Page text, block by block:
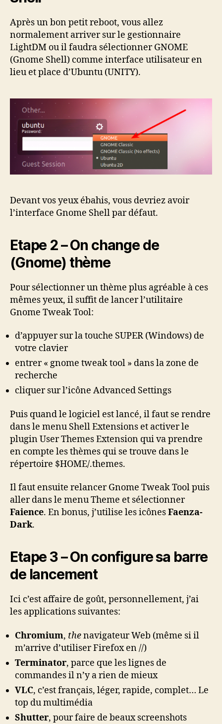
Après un bon petit reboot, vous allez
normalement arriver sur le gestionnaire
LightDM ou il faudra sélectionner GNOME
(Gnome Shell) comme interface utilisateur en
lieu et place d’Ubuntu (UNITY).
Devant vos yeux ébahis, vous devriez avoir
l’interface Gnome Shell par défaut.
Etape 2 – On change de
(Gnome) thème
Pour sélectionner un thème plus agréable à ces
mêmes yeux, il suffit de lancer l’utilitaire
Gnome Tweak Tool:
d’appuyer sur la touche SUPER (Windows) de
votre clavier
entrer « gnome tweak tool » dans la zone de
recherche
cliquer sur l’icône Advanced Settings
Puis quand le logiciel est lancé, il faut se rendre
dans le menu Shell Extensions et activer le
plugin User Themes Extension qui va prendre
en compte les thèmes qui se trouve dans le
répertoire $HOME/.themes.
Il faut ensuite relancer Gnome Tweak Tool puis
aller dans le menu Theme et sélectionner
Faience. En bonus, j’utilise les icônesFaenza-
Dark.
Etape 3 – On configure sa barre
de lancement
Ici c’est affaire de goût, personnellement, j’ai
les applications suivantes:
Chromium, thenavigateur Web (même si il
m’arrive d’utiliser Firefox en //)
Terminator, parce que les lignes de
commandes il n’y a rien de mieux
VLC, c’est français, léger, rapide, complet… Le
top du multimédia
Shutter, pour faire de beaux screenshots